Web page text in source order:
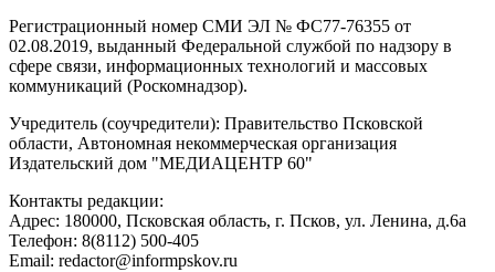
Регистрационный номер СМИ ЭЛ № ФС77-76355 от
02.08.2019, выданный Федеральной службой по надзору в
сфере связи, информационных технологий и массовых
коммуникаций (Роскомнадзор).
Учредитель (соучредители): Правительство Псковской
области, Автономная некоммерческая организация
Издательский дом "МЕДИАЦЕНТР 60"
Контакты редакции:
Адреc: 180000, Псковская область, г. Псков, ул. Ленина, д.6а
Телефон: 8(8112) 500-405
Email: redactor@informpskov.ru